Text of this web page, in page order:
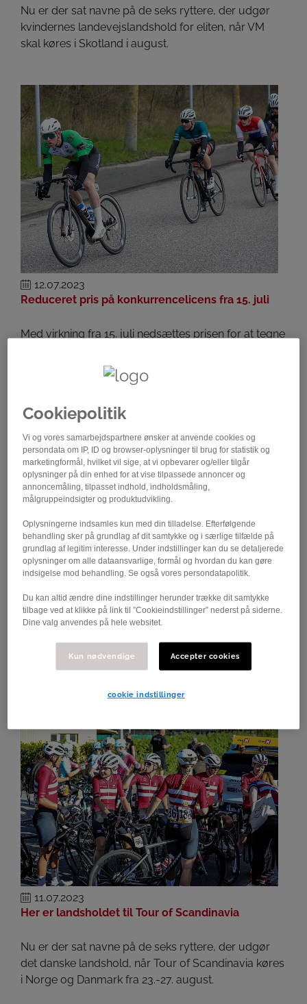
Nu er der sat navne på de seks ryttere, der udgør
kvindernes landevejslandshold for eliten, når VM
skal køres i Skotland i august.
12.07.2023
Reduceret pris på konkurrencelicens fra 15. juli
Med virkning fra 15. juli nedsættes prisen for at tegne
2023. Dermed håber vi, at flere får lyst…
Stor medaljehøst ved EM i MTB
EM i Portugal var den største succes for dansk MTB
i nyere tid, hvor Danmark toppede medaljelisten
foran de store MTB-nationer Schweiz, Frankrig og…
11.07.2023
Her er landsholdet til Tour of Scandinavia
Nu er der sat navne på de seks ryttere, der udgør
det danske landshold, når Tour of Scandinavia køres
i Norge og Danmark fra 23.-27. august.
Cookiepolitik
Vi og vores samarbejdspartnere ønsker at anvende cookies og
persondata om IP, ID og browser-oplysninger til brug for statistik og
marketingformål, hvilket vil sige, at vi opbevarer og/eller tilgår
oplysninger på din enhed for at vise tilpassede annoncer og
annoncemåling, tilpasset indhold, indholdsmåling,
målgruppeindsigter og produktudvikling.
Oplysningerne indsamles kun med din tilladelse. Efterfølgende
behandling sker på grundlag af dit samtykke og i særlige tilfælde på
grundlag af legitim interesse. Under indstillinger kan du se detaljerede
oplysninger om alle dataansvarlige, formål og hvordan du kan gøre
indsigelse mod behandling. Se også vores persondatapolitik.
Du kan altid ændre dine indstillinger herunder trække dit samtykke
tilbage ved at klikke på link til ”Cookieindstillinger” nederst på siderne.
Dine valg anvendes på hele websitet.
Kun nødvendige Accepter cookies
cookie indstillinger